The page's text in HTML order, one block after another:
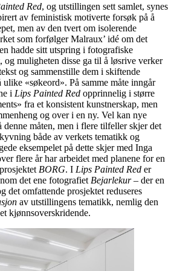
Red, og utstillingen sett samlet, synes
av feministisk motiverte forsøk på å
men av den tvert om isolerende
som forfølger Malraux’ idé om det
hadde sitt utspring i fotografiske
og muligheten disse ga til å løsrive verker
og sammenstille dem i skiftende
ulike «søkeord». På samme måte inngår
i Lips Painted Red opprinnelig i større
fra et konsistent kunstnerskap, men
og over i en ny. Vel kan nye
denne måten, men i flere tilfeller skjer det
både av verkets tematikk og
eksempelet på dette skjer med Inga
flere år har arbeidet med planene for en
BORG. I Lips Painted Red er
det ene fotografiet Bejarlekur– der en
det omfattende prosjektet reduseres
av utstillingens tematikk, nemlig den
kjønnsoverskridende.